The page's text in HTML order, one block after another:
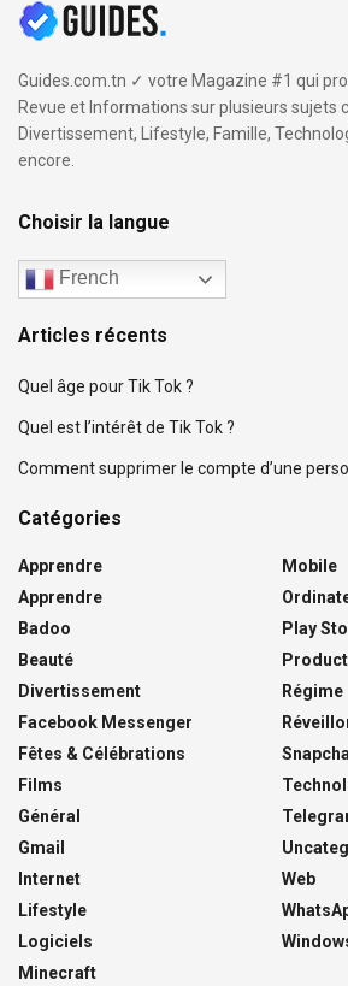
Guides.com.tn ✓ votre Magazine #1 qui
Revue et Informations sur plusieurs sujets
Divertissement, Lifestyle, Famille,
encore.
Choisir la langue
French
Articles récents
Quel âge pour Tik Tok ?
Quel est l’intérêt de Tik Tok ?
Comment supprimer le compte d’une
Catégories
Apprendre
Apprendre
Badoo
Beauté
Divertissement
Facebook Messenger
Fêtes & Célébrations
Films
Général
Gmail
Internet
Lifestyle
Logiciels
Minecraft
Mobile
Play
Régime
Web